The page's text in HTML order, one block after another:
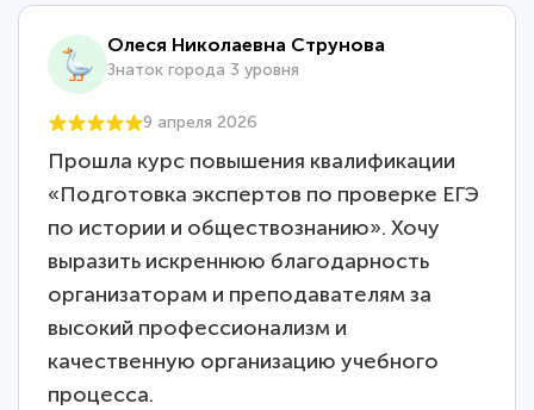
Олеся Николаевна Струнова
Знаток города 3 уровня
9 апреля 2026
Прошла курс повышения квалификации
«Подготовка экспертов по проверке ЕГЭ
по истории и обществознанию». Хочу
выразить искреннюю благодарность
организаторам и преподавателям за
высокий профессионализм и
качественную организацию учебного
процесса.